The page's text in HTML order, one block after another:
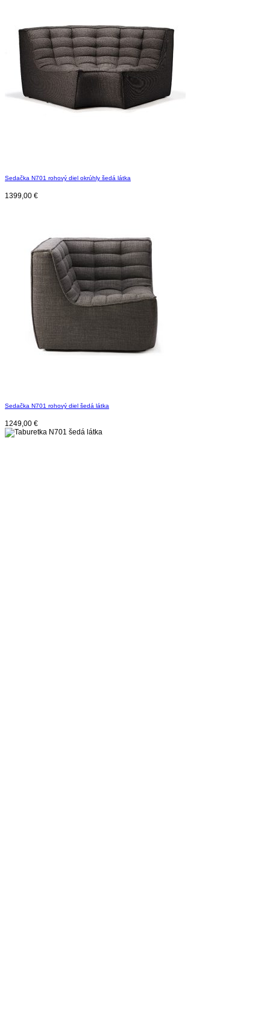
Sedačka N701 rohový diel okrúhly šedá látka
1399,00 €
Sedačka N701 rohový diel šedá látka
1249,00 €